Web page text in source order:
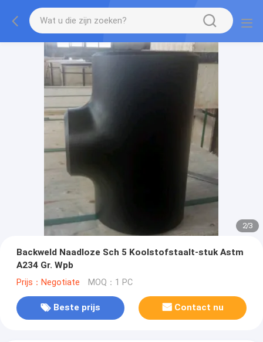
2/3
Backweld Naadloze Sch 5 Koolstofstaalt-stuk Astm
A234 Gr. Wpb
Prijs：Negotiate MOQ：1 PC
Beste prijs Contact nu